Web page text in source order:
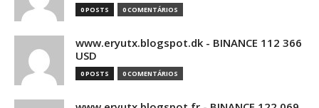
0 POSTS 0 COMENTÁRIOS
www.eryutx.blogspot.dk - BINANCE 112 366
USD
0 POSTS 0 COMENTÁRIOS